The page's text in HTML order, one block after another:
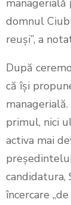
managerială
domnul
reuși”, a
După
că își
primul, nici
activa mai
candidatura,
încercare